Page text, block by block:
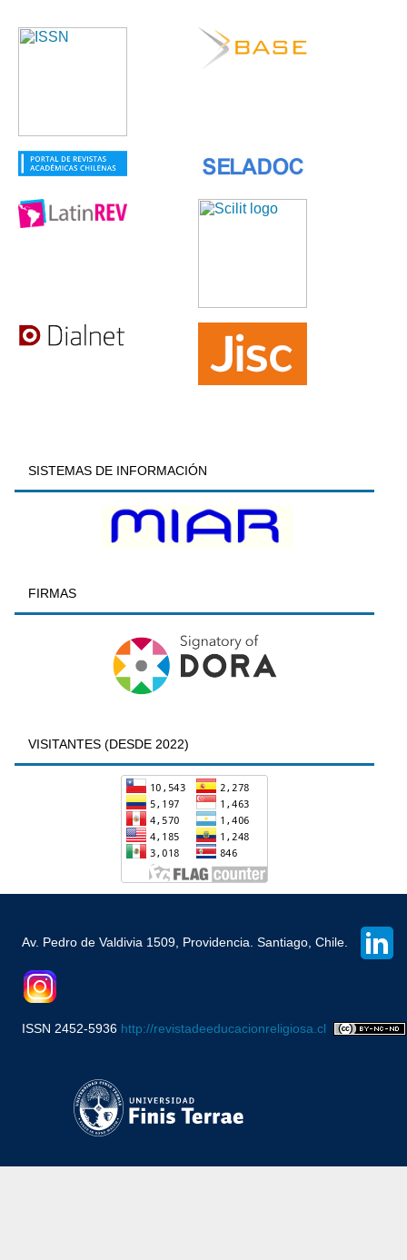
SISTEMAS DE INFORMACIÓN
FIRMAS
VISITANTES (DESDE 2022)
Av. Pedro de Valdivia 1509, Providencia. Santiago, Chile.
ISSN 2452-5936 http://revistadeeducacionreligiosa.cl